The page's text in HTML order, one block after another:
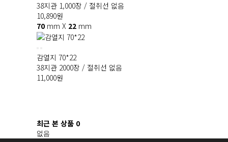
38지관 1,000장 / 절취선 없음
10,890원
70 mm X 22 mm
감열지 70*22
38지관 2000장 / 절취선 없음
11,000원
최근 본 상품 0
없음